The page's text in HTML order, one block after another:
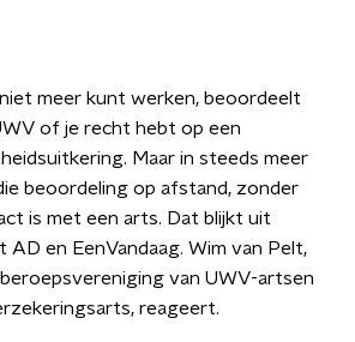
meer kunt werken, beoordeelt
of je recht hebt op een
Maar in steeds meer
beoordeling op afstand, zonder
is met een arts. Dat blijkt uit
en EenVandaag. Wim van Pelt,
van UWV-artsen
reageert.